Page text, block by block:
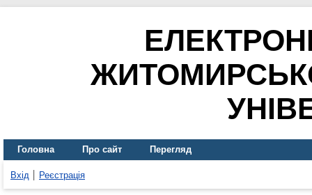
Головна Про сайт Перегляд
Вхід Реєстрація